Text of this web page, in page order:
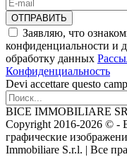
ОТПРАВИТЬ
Заявляю, что
конфиденциальности и
обработку данных
Конфиденциальность
Devi accettare questo
BICE IMMOBILIARE
Copyright 2016-2026 ©️ -
графические
Immobiliare S.r.l. | Все